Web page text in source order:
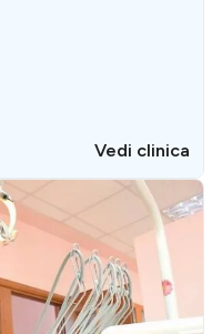
Vedi clinica